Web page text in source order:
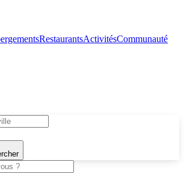
RestaurantsActivitésCommunauté